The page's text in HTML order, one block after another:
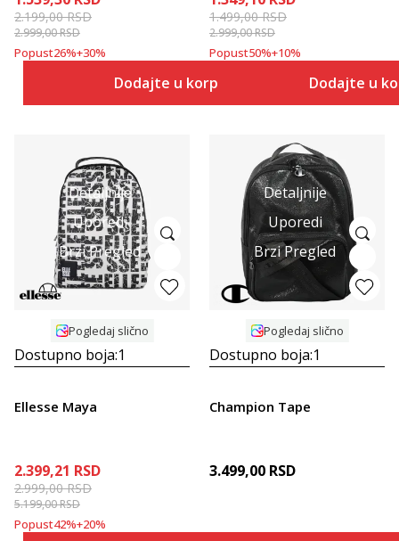
2.199,00RSD
2.999,00RSD
Popust26%+30%
Dodajte u korpu
1.499,00RSD
2.999,00RSD
Popust50%+10%
Dodajte u
Detaljnije
Uporedi
Brzi Pregled
Pogledaj slično
Dostupno boja:1
Ellesse Maya
2.399,21 RSD
2.999,00RSD
5.199,00RSD
Popust42%+20%
Detaljnije
Uporedi
Brzi Pregled
Pogledaj slično
Dostupno boja:1
Champion Tape
3.499,00 RSD